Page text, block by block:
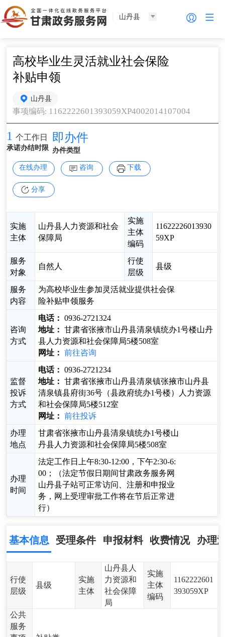
山丹县
高校毕业生灵活就业社会保险
补贴申领
山丹县
事项编码: 1162222601393059XP4002014107004
1 个工作日
承诺办结时限
即办件
办件类型
在线办理 咨询 下载
分享
实施
主体
山丹县人力资源和社会
保障局
实施
主体
编码
11622226013930
59XP
服务
对象
自然人
行使
层级
县级
服务
内容
为高校毕业生参加灵活就业提供社会保
险补贴申领服务
咨询
方式
电话： 0936-2721324
地址： 甘肃省张掖市山丹县清泉镇统办1号楼山丹
县人力资源和社会保障局5楼508室
网址： 前往咨询
监督
投诉
方式
电话： 0936-2721234
地址： 甘肃省张掖市山丹县清泉镇张掖市山丹县
清泉镇县府街36号（县政府统办1号楼）人力资源
和社会保障局5楼512室
网址：
前往投诉
办理
地点
甘肃省张掖市山丹县清泉镇统办1号楼山
丹县人力资源和社会保障局5楼508室
办理
时间
法定工作日上午8:30-12:00，下午2:30-6:
00；（法定节假日期间甘肃政务服务网
山丹县子站可正常访问、注册和申报业
务，网上受理审批工作将在节后正常进
行）
基本信息 受理条件 申报材料 收费情况 办理
行使
层级
县级
实施
主体
山丹县人
力资源和
社会保障
局
实施
主体
编码
1162222601
393059XP
公共
服务